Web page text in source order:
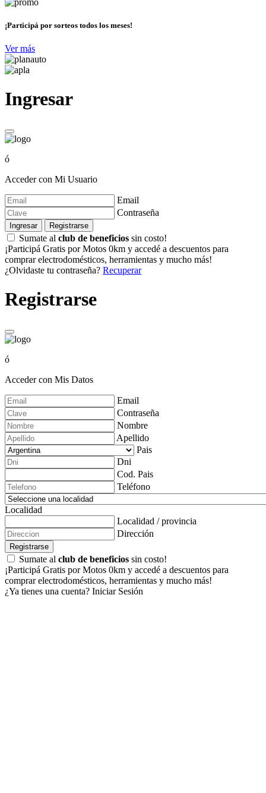
¡Participá por sorteos todos los meses!
Ver más
Ingresar
ó
Acceder con Mi Usuario
Email
Contraseña
Ingresar Registrarse
Sumate al club de beneficios sin costo!
¡Participá Gratis por Motos 0km y accedé a descuentos para
comprar electrodomésticos, herramientas y mucho más!
¿Olvidaste tu contraseña? Recuperar
Registrarse
ó
Acceder con Mis Datos
Email
Contraseña
Nombre
Apellido
Pais
Dni
Cod. Pais
Teléfono
Localidad
Localidad / provincia
Dirección
Registrarse
Sumate al club de beneficios sin costo!
¡Participá Gratis por Motos 0km y accedé a descuentos para
comprar electrodomésticos, herramientas y mucho más!
¿Ya tienes una cuenta? Iniciar Sesión